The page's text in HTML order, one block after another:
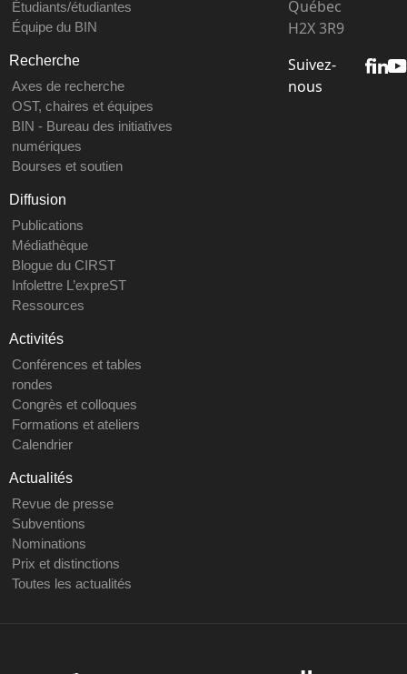
Étudiants/étudiantes
Équipe du BIN
Recherche
Axes de recherche
OST, chaires et équipes
BIN - Bureau des initiatives
numériques
Bourses et soutien
Diffusion
Publications
Médiathèque
Blogue du CIRST
Infolettre L’expreST
Ressources
Activités
Conférences et tables
rondes
Congrès et colloques
Formations et ateliers
Calendrier
Actualités
Revue de presse
Subventions
Nominations
Prix et distinctions
Toutes les actualités
Québec
H2X 3R9
Suivez-
nous